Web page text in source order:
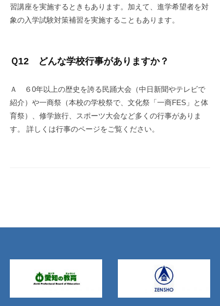
習講座を実施するときもあります。加えて、進学希望者を対
象の入学試験対策補習を実施することもあります。
Ｑ12 どんな学校行事がありますか？
Ａ ６0年以上の歴史を誇る民踊大会（中日新聞やテレビで
紹介）や一商祭（本校の学校祭で、文化祭「一商FES」と体
育祭）、修学旅行、スポーツ大会など多くの行事がありま
す。 詳しくは行事のページをご覧ください。